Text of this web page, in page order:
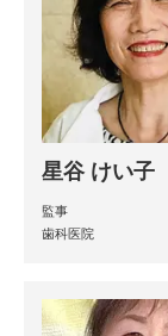
星谷 けい子
監事
歯科医院